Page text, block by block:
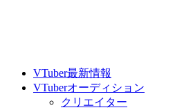
VTuber最新情報
VTuberオーディション
クリエイター